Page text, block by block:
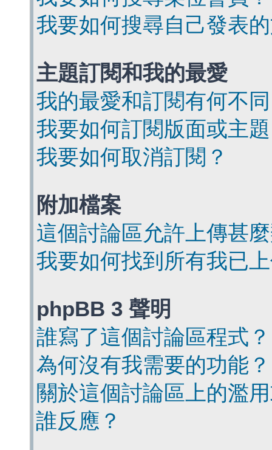
我要如何搜尋自己發表
主題訂閱和我的最愛
我的最愛和訂閱有何不
我要如何訂閱版面或主
我要如何取消訂閱？
附加檔案
這個討論區允許上傳甚
我要如何找到所有我已
phpBB 3 聲明
誰寫了這個討論區程式？
為何沒有我需要的功能？
關於這個討論區上的濫
誰反應？